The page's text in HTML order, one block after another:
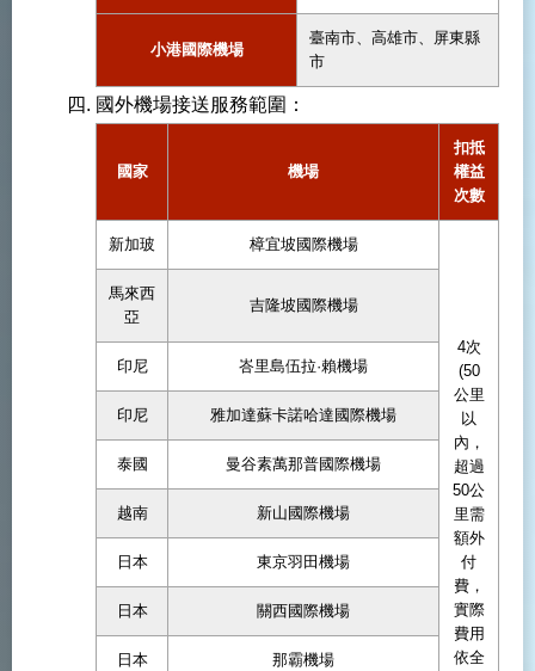
小港國際機場
臺南市、高雄市、屏東縣
市
國外機場接送服務範圍：
國家 機場
扣抵
權益
次數
新加玻 樟宜坡國際機場
4次
(50
公里
以
內，
超過
50公
里需
額外
付
費，
實際
費用
依全
馬來西
亞
吉隆坡國際機場
印尼 峇里島伍拉·賴機場
印尼 雅加達蘇卡諾哈達國際機場
泰國 曼谷素萬那普國際機場
越南 新山國際機場
日本 東京羽田機場
日本 關西國際機場
日本 那霸機場